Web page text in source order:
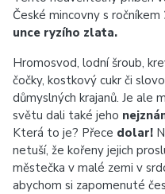
České mincovny s ročníkem
unce ryzího zlata.
Hromosvod, lodní šroub,
čočky, kostkový cukr či
důmyslných krajanů. Je ale
světu dali také jeho
Která to je? Přece dolar!
netuší, že kořeny jejich
městečka v malé zemi v
abychom si zapomenuté